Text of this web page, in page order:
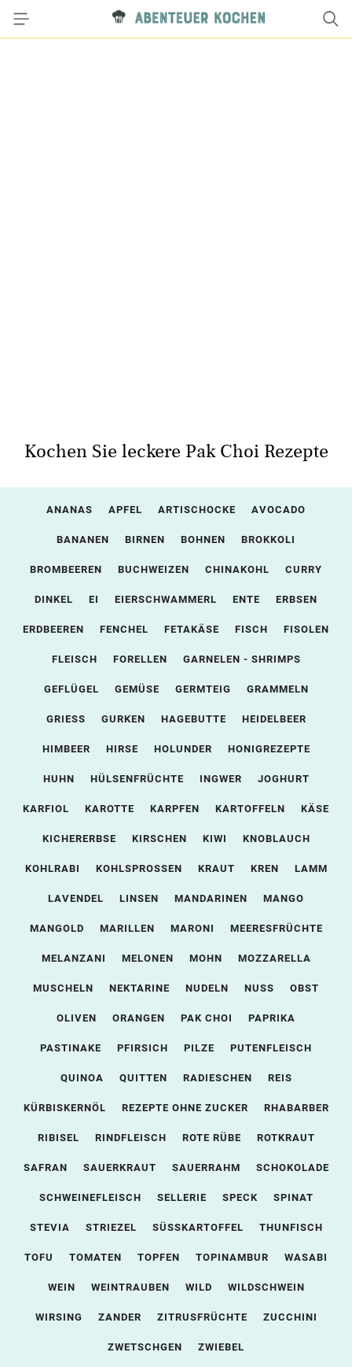
Kochen Sie leckere Pak Choi Rezepte
ANANAS APFEL ARTISCHOCKE AVOCADO
BANANEN BIRNEN BOHNEN BROKKOLI
BROMBEEREN BUCHWEIZEN CHINAKOHL CURRY
DINKEL EI EIERSCHWAMMERL ENTE ERBSEN
ERDBEEREN FENCHEL FETAKÄSE FISCH FISOLEN
FLEISCH FORELLEN GARNELEN - SHRIMPS
GEFLÜGEL GEMÜSE GERMTEIG GRAMMELN
GRIESS GURKEN HAGEBUTTE HEIDELBEER
HIMBEER HIRSE HOLUNDER HONIGREZEPTE
HUHN HÜLSENFRÜCHTE INGWER JOGHURT
KARFIOL KAROTTE KARPFEN KARTOFFELN KÄSE
KICHERERBSE KIRSCHEN KIWI KNOBLAUCH
KOHLRABI KOHLSPROSSEN KRAUT KREN LAMM
LAVENDEL LINSEN MANDARINEN MANGO
MANGOLD MARILLEN MARONI MEERESFRÜCHTE
MELANZANI MELONEN MOHN MOZZARELLA
MUSCHELN NEKTARINE NUDELN NUSS OBST
OLIVEN ORANGEN PAK CHOI PAPRIKA
PASTINAKE PFIRSICH PILZE PUTENFLEISCH
QUINOA QUITTEN RADIESCHEN REIS
KÜRBISKERNÖL REZEPTE OHNE ZUCKER RHABARBER
RIBISEL RINDFLEISCH ROTE RÜBE ROTKRAUT
SAFRAN SAUERKRAUT SAUERRAHM SCHOKOLADE
SCHWEINEFLEISCH SELLERIE SPECK SPINAT
STEVIA STRIEZEL SÜSSKARTOFFEL THUNFISCH
TOFU TOMATEN TOPFEN TOPINAMBUR WASABI
WEIN WEINTRAUBEN WILD WILDSCHWEIN
WIRSING ZANDER ZITRUSFRÜCHTE ZUCCHINI
ZWETSCHGEN ZWIEBEL